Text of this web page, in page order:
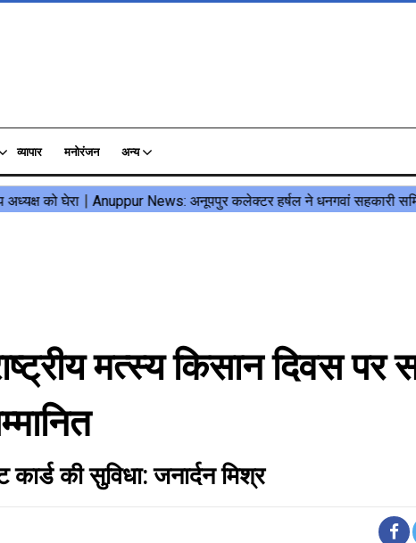
व्यापार मनोरंजन अन्य
मत्स्य किसान दिवस पर
की सुविधा: जनार्दन मिश्र